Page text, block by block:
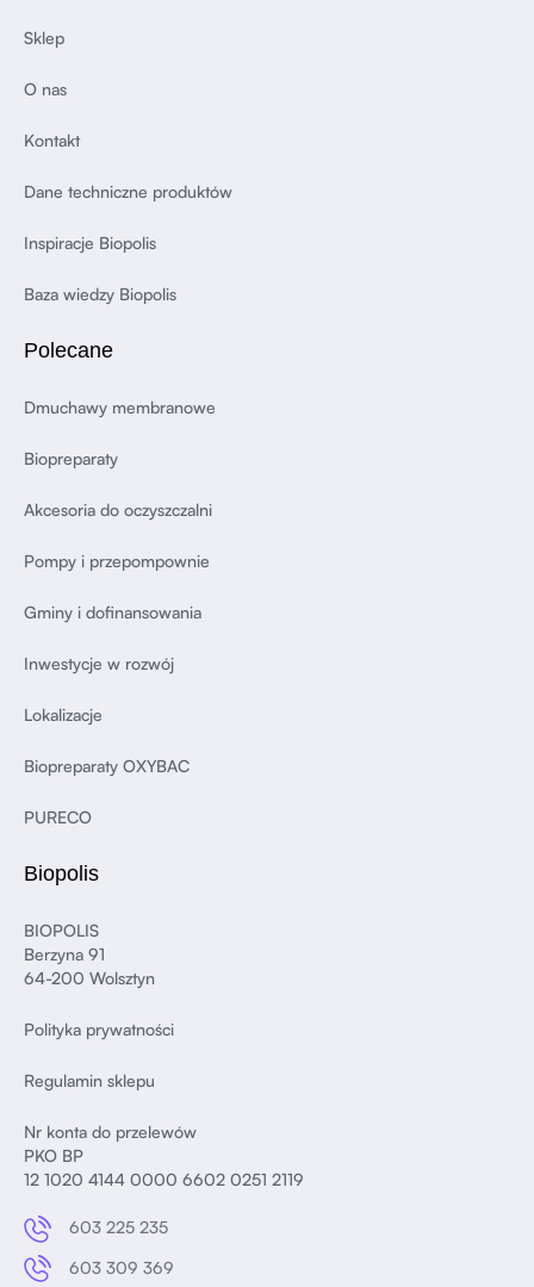
Sklep
O nas
Kontakt
Dane techniczne produktów
Inspiracje Biopolis
Baza wiedzy Biopolis
Polecane
Dmuchawy membranowe
Biopreparaty
Akcesoria do oczyszczalni
Pompy i przepompownie
Gminy i dofinansowania
Inwestycje w rozwój
Lokalizacje
Biopreparaty OXYBAC
PURECO
Biopolis
BIOPOLIS
Berzyna 91
64-200 Wolsztyn
Polityka prywatności
Regulamin sklepu
Nr konta do przelewów
PKO BP
12 1020 4144 0000 6602 0251 2119
603 225 235
603 309 369